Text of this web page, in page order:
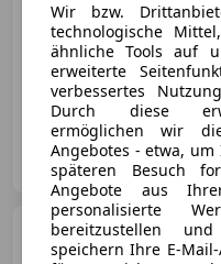
07/2014 212 700 km
Privat
AT-8101 Gratkorn
Wir bzw.
technologische
ähnliche Tools auf
erweiterte
verbessertes
Durch diese
ermöglichen wir
Angebotes - etwa,
späteren Besuch
Angebote aus
personalisierte
bereitzustellen
speichern Ihre E-